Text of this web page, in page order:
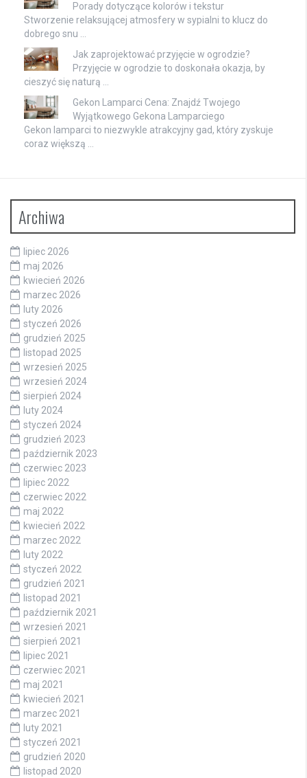
Porady dotyczące kolorów i tekstur
Stworzenie relaksującej atmosfery w sypialni to klucz do
dobrego snu …
Jak zaprojektować przyjęcie w ogrodzie?
Przyjęcie w ogrodzie to doskonała okazja, by
cieszyć się naturą …
Gekon Lamparci Cena: Znajdź Twojego
Wyjątkowego Gekona Lamparciego
Gekon lamparci to niezwykle atrakcyjny gad, który zyskuje
coraz większą …
Archiwa
lipiec 2026
maj 2026
kwiecień 2026
marzec 2026
luty 2026
styczeń 2026
grudzień 2025
listopad 2025
wrzesień 2025
wrzesień 2024
sierpień 2024
luty 2024
styczeń 2024
grudzień 2023
październik 2023
czerwiec 2023
lipiec 2022
czerwiec 2022
maj 2022
kwiecień 2022
marzec 2022
luty 2022
styczeń 2022
grudzień 2021
listopad 2021
październik 2021
wrzesień 2021
sierpień 2021
lipiec 2021
czerwiec 2021
maj 2021
kwiecień 2021
marzec 2021
luty 2021
styczeń 2021
grudzień 2020
listopad 2020